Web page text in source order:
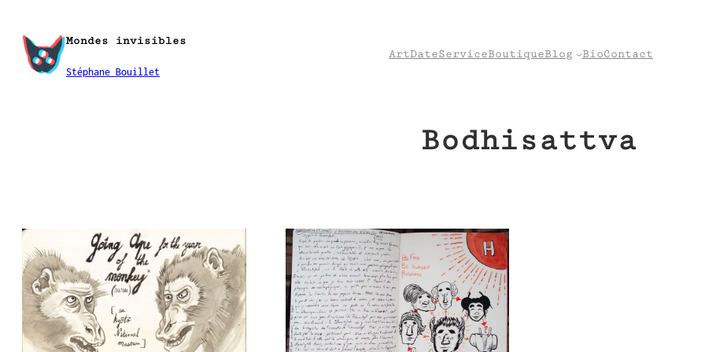
contenu
Mondes invisibles
Stéphane Bouillet
ArtDateServiceBoutiqueBlog BioContact
Bodhisattva